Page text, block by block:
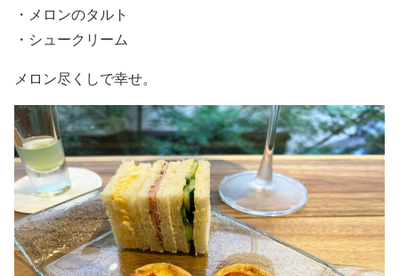
・メロンのタルト
・シュークリーム
メロン尽くしで幸せ。